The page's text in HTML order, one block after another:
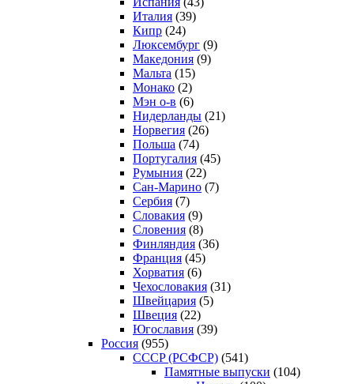
Италия (39)
Кипр (24)
Люксембург (9)
Македония (9)
Мальта (15)
Монако (2)
Мэн о-в (6)
Нидерланды (21)
Норвегия (26)
Польша (74)
Португалия (45)
Румыния (22)
Сан-Марино (7)
Сербия (7)
Словакия (9)
Словения (8)
Финляндия (36)
Франция (45)
Хорватия (6)
Чехословакия (31)
Швейцария (5)
Швеция (22)
Югославия (39)
Россия (955)
CCCP (РСФСР) (541)
Памятные выпуски (104)